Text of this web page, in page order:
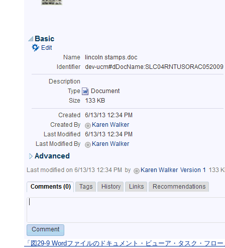
「図29-9 Wordファイルのドキュメント・ビューア・タスク・フロ